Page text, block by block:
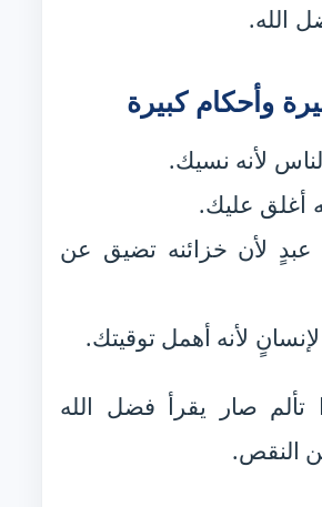
الله.
وأحكام كبيرة
لأنه نسيك.
أغلق عليك.
لأن خزائنه تضيق عن
لإنسانٍ لأنه أهمل توقيتك.
تألم صار يقرأ فضل الله
النقص.